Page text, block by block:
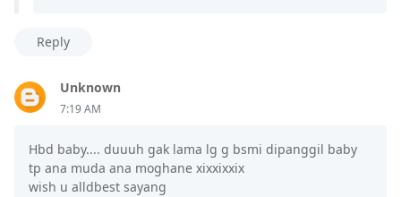
Reply
Unknown
7:19 AM
Hbd baby.... duuuh gak lama lg g bsmi dipanggil baby
tp ana muda ana moghane xixxixxix
wish u alldbest sayang